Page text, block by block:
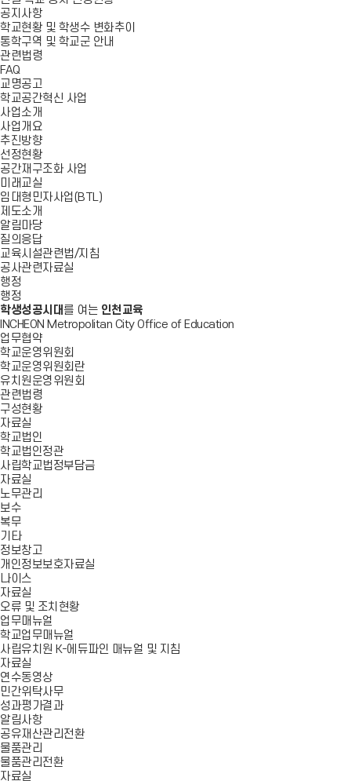
공지사항
학교현황 및 학생수 변화추이
통학구역 및 학교군 안내
관련법령
FAQ
교명공고
학교공간혁신 사업
사업소개
사업개요
추진방향
선정현황
공간재구조화 사업
미래교실
임대형민자사업(BTL)
제도소개
알림마당
질의응답
교육시설관련법/지침
공사관련자료실
행정
행정
학생성공시대 를 여는 인천교육
INCHEON Metropolitan City Office of Education
업무협약
학교운영위원회
학교운영위원회란
유치원운영위원회
관련법령
구성현황
자료실
학교법인
학교법인정관
사립학교법정부담금
자료실
노무관리
보수
복무
기타
정보창고
개인정보보호자료실
나이스
자료실
오류 및 조치현황
업무매뉴얼
학교업무매뉴얼
사립유치원 K-에듀파인 매뉴얼 및 지침
자료실
연수동영상
민간위탁사무
성과평가결과
알림사항
공유재산관리전환
물품관리
물품관리전환
자료실